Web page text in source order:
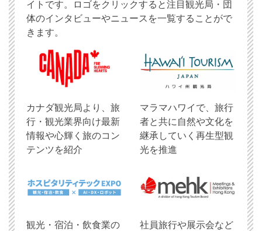
イトです。ロゴをクリックすると注目観光局・団
体のインタビューやニュースを一覧することがで
きます。
​カナダ観光局より、旅
行・観光業界向け最新
情報や心輝く旅のコン
テンツを紹介
マラマハワイで、旅行
者と共に自然や文化を
継承していく再生型観
光を推進
観光・宿泊・飲食業の
社員旅行や展示会など